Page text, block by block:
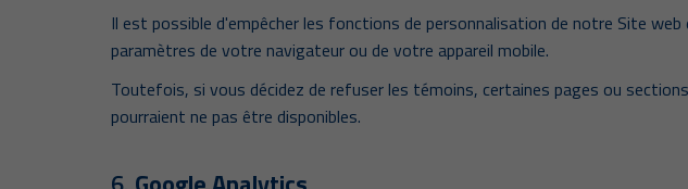
Il est possible d'empêcher les fonctions de personnalisation de notre Site
paramètres de votre navigateur ou de votre appareil mobile.
Toutefois, si vous décidez de refuser les témoins, certaines pages ou
pourraient ne pas être disponibles.